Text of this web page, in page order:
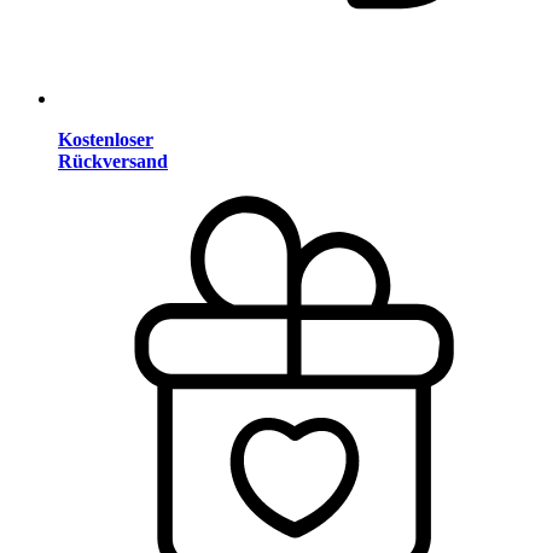
Kostenloser
Rückversand